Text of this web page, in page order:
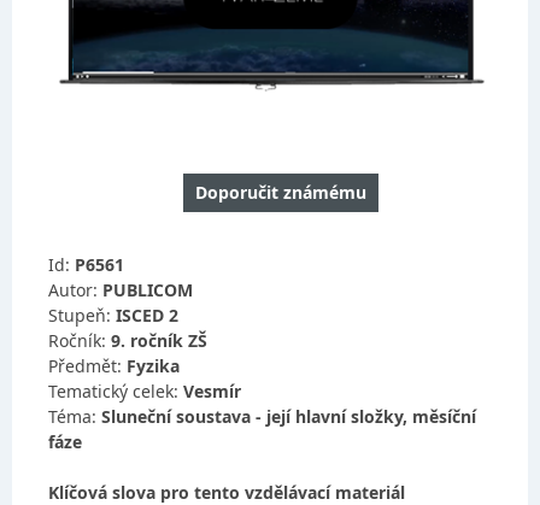
Doporučit známému
Id: P6561
Autor: PUBLICOM
Stupeň: ISCED 2
Ročník: 9. ročník ZŠ
Předmět: Fyzika
Tematický celek: Vesmír
Téma: Sluneční soustava - její hlavní složky, měsíční
fáze
Klíčová slova pro tento vzdělávací materiál